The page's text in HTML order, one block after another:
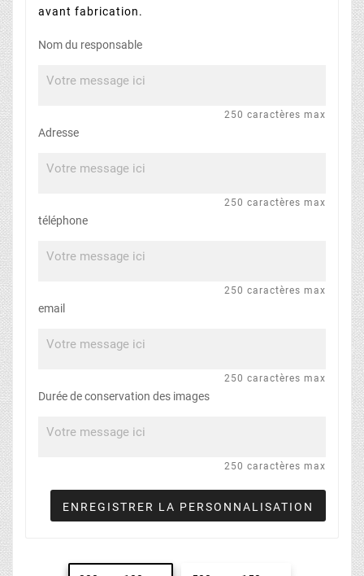
avant fabrication.
Nom du responsable
250 caractères max
Adresse
250 caractères max
téléphone
250 caractères max
email
250 caractères max
Durée de conservation des images
250 caractères max
ENREGISTRER LA PERSONNALISATION